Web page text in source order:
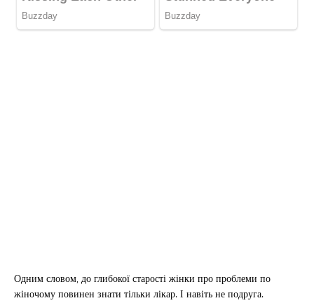
Одним словом, до глибокої старості жінки про проблеми по
жіночому повинен знати тільки лікар. І навіть не подруга.